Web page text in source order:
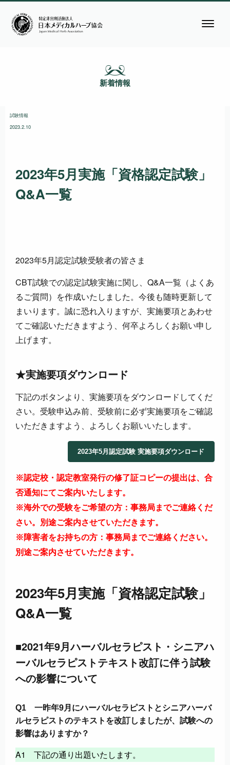
新着情報
試験情報
2023.2.10
2023年5月実施「資格認定試験」
Q&A一覧
2023年5月認定試験受験者の皆さま
CBT試験での認定試験実施に関し、Q&A一覧（よくあ
るご質問）を作成いたしました。今後も随時更新して
まいります。誠に恐れ入りますが、実施要項とあわせ
てご確認いただきますよう、何卒よろしくお願い申し
上げます。
★実施要項ダウンロード
下記のボタンより、実施要項をダウンロードしてくだ
さい。受験申込み前、受験前に必ず実施要項をご確認
いただきますよう、よろしくお願いいたします。
2023年5月認定試験 実施要項ダウンロード
※認定校・認定教室発行の修了証コピーの提出は、合
否通知にてご案内いたします。
※海外での受験をご希望の方：事務局までご連絡くだ
さい。別途ご案内させていただきます。
※障害者をお持ちの方：事務局までご連絡ください。
別途ご案内させていただきます。
2023年5月実施「資格認定試験」
Q&A一覧
■2021年9月ハーバルセラピスト・シニアハ
ーバルセラピストテキスト改訂に伴う試験
への影響について
Q1 一昨年9月にハーバルセラピストとシニアハーバ
ルセラピストのテキストを改訂しましたが、試験への
影響はありますか？
A1 下記の通り出題いたします。